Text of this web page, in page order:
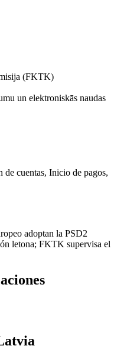
(FKTK)
un elektroniskās naudas
de cuentas, Inicio de pagos,
adoptan la PSD2
letona; FKTK supervisa el